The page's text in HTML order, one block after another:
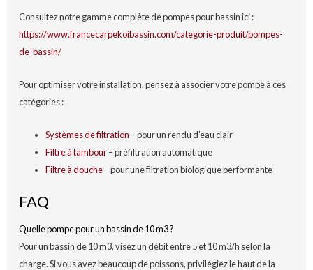
Consultez notre gamme complète de pompes pour bassin ici :
https://www.francecarpekoibassin.com/categorie-produit/pompes-
de-bassin/
Pour optimiser votre installation, pensez à associer votre pompe à ces
catégories :
Systèmes de filtration – pour un rendu d’eau clair
Filtre à tambour– préfiltration automatique
Filtre à douche– pour une filtration biologique performante
FAQ
Quelle pompe pour un bassin de 10 m3 ?
Pour un bassin de 10 m3, visez un débit entre 5 et 10 m3/h selon la
charge. Si vous avez beaucoup de poissons, privilégiez le haut de la